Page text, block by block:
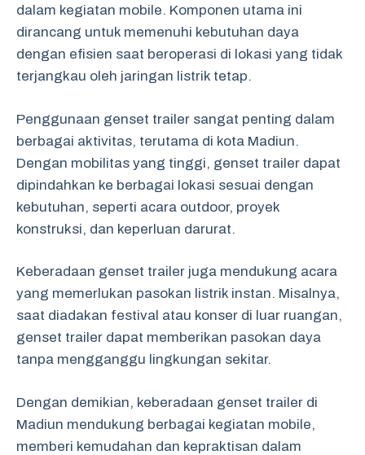
dalam kegiatan mobile. Komponen utama ini
dirancang untuk memenuhi kebutuhan daya
dengan efisien saat beroperasi di lokasi yang tidak
terjangkau oleh jaringan listrik tetap.
Penggunaan genset trailer sangat penting dalam
berbagai aktivitas, terutama di kota Madiun.
Dengan mobilitas yang tinggi, genset trailer dapat
dipindahkan ke berbagai lokasi sesuai dengan
kebutuhan, seperti acara outdoor, proyek
konstruksi, dan keperluan darurat.
Keberadaan genset trailer juga mendukung acara
yang memerlukan pasokan listrik instan. Misalnya,
saat diadakan festival atau konser di luar ruangan,
genset trailer dapat memberikan pasokan daya
tanpa mengganggu lingkungan sekitar.
Dengan demikian, keberadaan genset trailer di
Madiun mendukung berbagai kegiatan mobile,
memberi kemudahan dan kepraktisan dalam